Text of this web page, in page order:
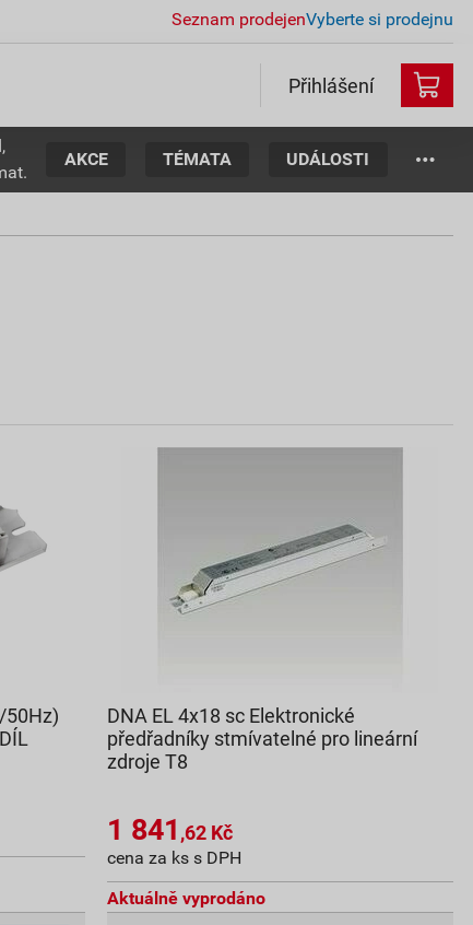
Seznam prodejenVyberte si prodejnu
Přihlášení
AKCE TÉMATA UDÁLOSTI
50Hz)
DNA EL 4x18 sc Elektronické
předřadníky stmívatelné pro lineární
zdroje T8
1 841 ,62Kč
cena za ks s DPH
Aktuálně vyprodáno